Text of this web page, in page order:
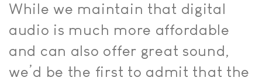
While we maintain that digital
audio is much more affordable
and can also offer great sound,
we’d be the first to admit that the